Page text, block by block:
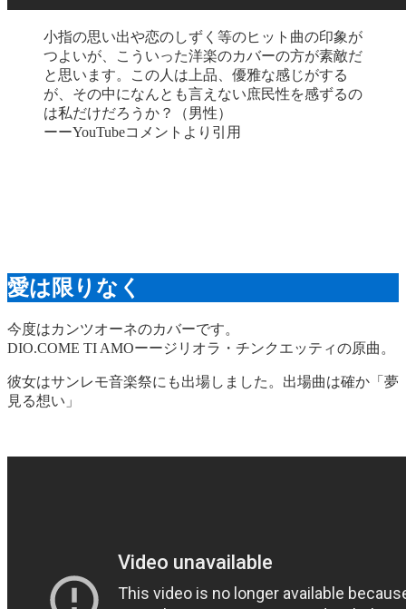
小指の思い出や恋のしずく等のヒット曲の印象が
つよいが、こういった洋楽のカバーの方が素敵だ
と思います。この人は上品、優雅な感じがする
が、その中になんとも言えない庶民性を感ずるの
は私だけだろうか？（男性）
ーーYouTubeコメントより引用
愛は限りなく
今度はカンツオーネのカバーです。
DIO.COME TI AMOーージリオラ・チンクエッティの原曲。
彼女はサンレモ音楽祭にも出場しました。出場曲は確か「夢
見る想い」